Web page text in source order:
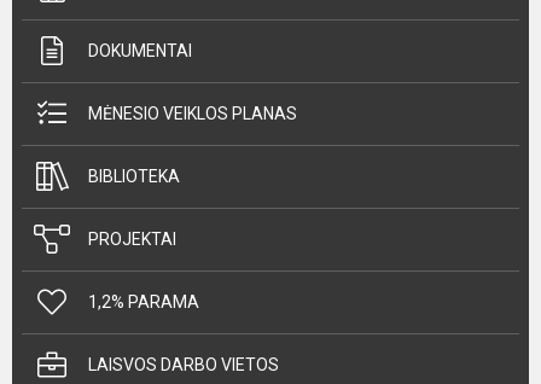
DOKUMENTAI
MĖNESIO VEIKLOS PLANAS
BIBLIOTEKA
PROJEKTAI
1,2% PARAMA
LAISVOS DARBO VIETOS